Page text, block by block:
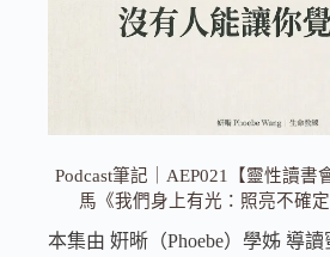
Podcast筆記｜AEP021【靈性讀書
馬《我們身上有光：照亮不確
本集由 姸晰（Phoebe）學姊 導